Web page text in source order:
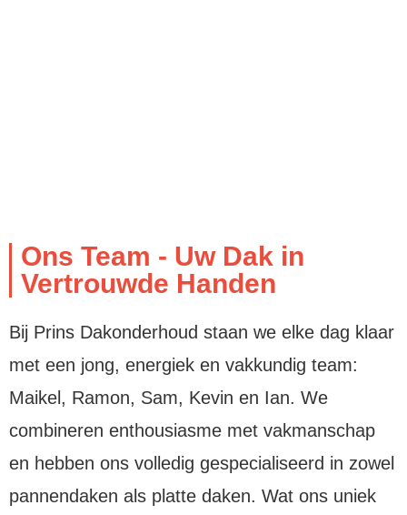
Ons Team - Uw Dak in
Vertrouwde Handen
Bij Prins Dakonderhoud staan we elke dag klaar
met een jong, energiek en vakkundig team:
Maikel, Ramon, Sam, Kevin en Ian. We
combineren enthousiasme met vakmanschap
en hebben ons volledig gespecialiseerd in zowel
pannendaken als platte daken. Wat ons uniek